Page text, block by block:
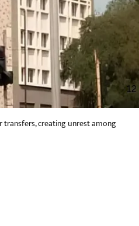
transfers, creating unrest among